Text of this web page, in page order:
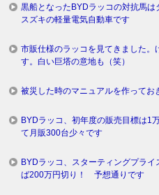
黒船となったBYDラッコの対抗馬は
スズキの軽量電気自動車です
市販仕様のラッコを見てきました。
す。白い巨塔の意地も（笑）
被災した時のマニュアルを作ってお
BYDラッコ、初年度の販売目標は
て月販300台少々です
BYDラッコ、スターティングプラ
ば200万円切り！ 予想通りです